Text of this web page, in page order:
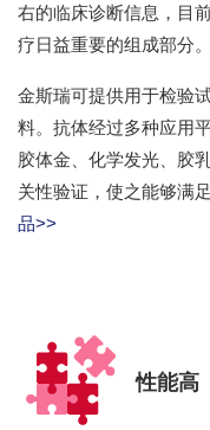
右的临床诊断信息，目
疗日益重要的组成部分。
金斯瑞可提供用于检验
料。抗体经过多种应用
胶体金、化学发光、胶
关性验证，使之能够满
品>>
性能高